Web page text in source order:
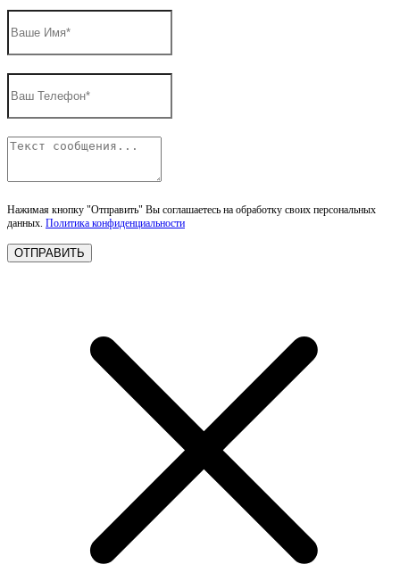
Нажимая кнопку "Отправить" Вы соглашаетесь на обработку своих персональных
данных. Политика конфиденциальности